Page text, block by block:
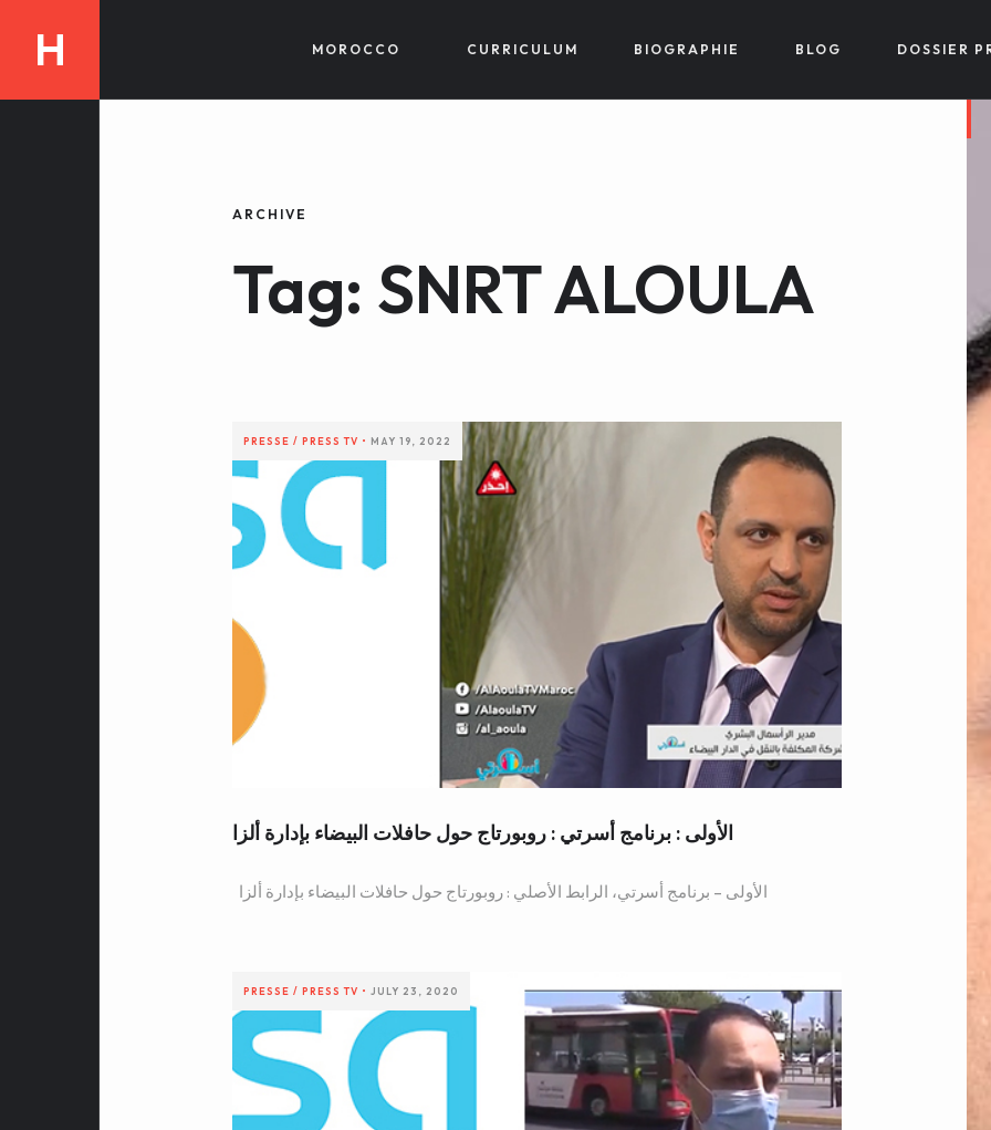
H MOROCCO CURRICULUM BIOGRAPHIE BLOG DOSSIER
ARCHIVE
Tag: SNRT ALOULA
PRESSE / PRESSTV • MAY 19, 2022
الأولى : برنامج أسرتي : روبورتاج حول حافلات البيضاء بإدارة ألزا
الأولى – برنامج أسرتي، الرابط الأصلي : روبورتاج حول حافلات البيضاء بإدارة ألزا
PRESSE / PRESSTV • JULY 23, 2020